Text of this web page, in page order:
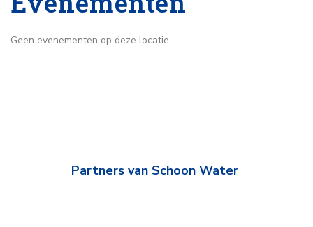
Geen evenementen op deze locatie
Partners van Schoon Water